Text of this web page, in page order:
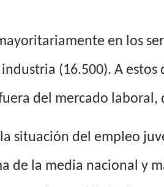
en los
(16.500). A
del mercado laboral,
situación del empleo
de la media nacional y